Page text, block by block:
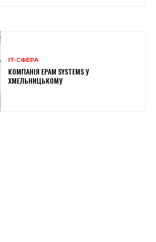
ІТ-СФЕРА
КОМПАНІЯ EPAM SYSTEMS У
ХМЕЛЬНИЦЬКОМУ